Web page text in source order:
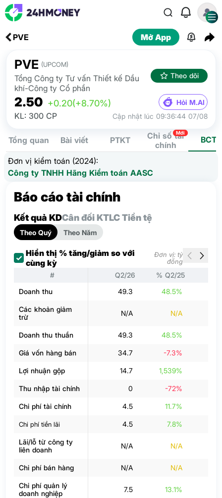
PVE Mở App
PVE (UPCOM)
Tổng Công ty Tư vấn Thiết kế Dầu
khí-Công ty Cổ phần
Theo dõi
2.50 +0.20(+8.70%) Hỏi M.AI
KL: 300 CP Cập nhật lúc 09:36:44 07/08
Tổng quan Bài viết PTKT
Chỉ số tài
chính
Mới
BCTC
Đơn vị kiểm toán (2024):
Công ty TNHH Hãng Kiểm toán AASC
Báo cáo tài chính
Kết quả KDCân đối KTLC Tiền tệ
Theo Quý Theo Năm
Hiển thị % tăng/giảm so với
cùng kỳ
Đơn vị: tỷ
đồng
# Q2/26 % Q2/25
Doanh thu
49.3 48.5%
Các khoản giảm
trừ
N/A N/A
Doanh thu thuần 49.3 48.5%
Giá vốn hàng bán 34.7 -7.3%
Lợi nhuận gộp 14.7 1,539%
Thu nhập tài chính 0 -72%
Chi phí tài chính 4.5 11.7%
Chi phí tiền lãi 4.5 7.8%
Lãi/lỗ từ công ty
liên doanh
N/A N/A
Chi phí bán hàng N/A N/A
Chi phí quản lý
doanh nghiệp
7.5 13.1%